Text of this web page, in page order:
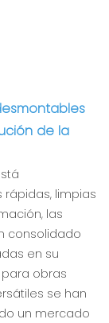
de la
limpias
las
consolidado
en su
obras
se han
un mercado